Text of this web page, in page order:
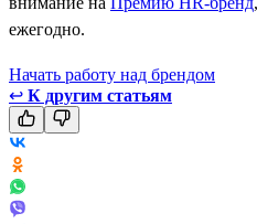
ежегодно.
Начать работу над брендом
↩ К другим статьям